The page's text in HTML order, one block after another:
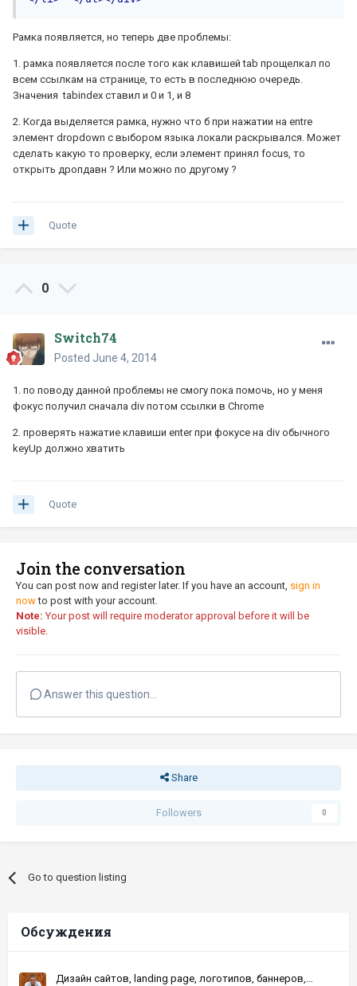
Рамка появляется, но теперь две проблемы:
1. рамка появляется после того как клавишей tab прощелкал по
всем ссылкам на странице, то есть в последнюю очередь.
Значения tabindex ставил и 0 и 1, и 8
2. Когда выделяется рамка, нужно что б при нажатии на entre
элемент dropdown с выбором языка локали раскрывался. Может
сделать какую то проверку, если элемент принял focus, то
открыть дропдавн ? Или можно по другому ?
Quote
0
Switch74
Posted June 4, 2014
1. по поводу данной проблемы не смогу пока помочь, но у меня
фокус получил сначала div потом ссылки в Chrome
2. проверять нажатие клавиши enter при фокусе на div обычного
keyUp должно хватить
Quote
Join the conversation
You can post now and register later. If you have an account, sign in
nowto post with your account.
Note: Your post will require moderator approval before it will be
visible.
Answer this question...
Share
Followers 0
Go to question listing
Обсуждения
Дизайн сайтов, landing page, логотипов, баннеров,